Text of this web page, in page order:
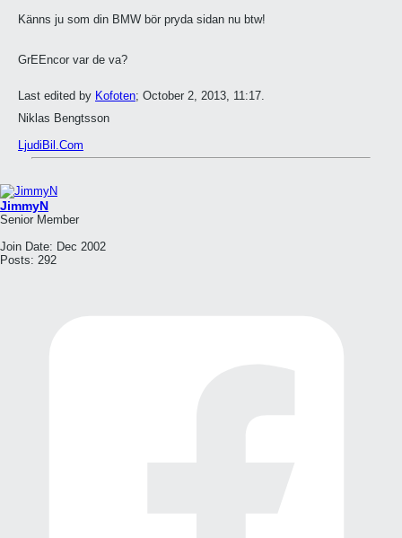
Känns ju som din BMW bör pryda sidan nu btw!
GrEEncor var de va?
Last edited by Kofoten; October 2, 2013, 11:17
Niklas Bengtsson
LjudiBil.Com
JimmyN
Senior Member
Join Date: Dec 2002
Posts: 292